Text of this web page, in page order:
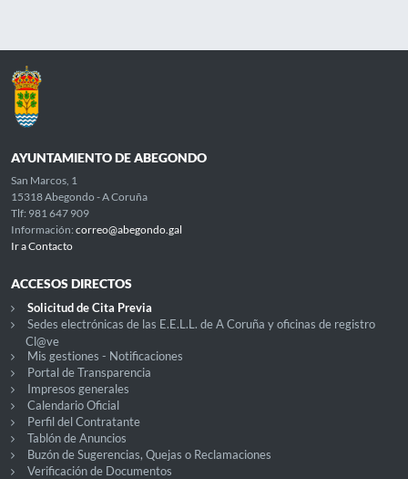
AYUNTAMIENTO DE ABEGONDO
San Marcos, 1
15318 Abegondo - A Coruña
Tlf: 981 647 909
Información: correo@abegondo.gal
Ir a Contacto
ACCESOS DIRECTOS
Solicitud de Cita Previa
Sedes electrónicas de las E.E.L.L. de A Coruña y oficinas de registro
Cl@ve
Mis gestiones - Notificaciones
Portal de Transparencia
Impresos generales
Calendario Oficial
Perfil del Contratante
Tablón de Anuncios
Buzón de Sugerencias, Quejas o Reclamaciones
Verificación de Documentos